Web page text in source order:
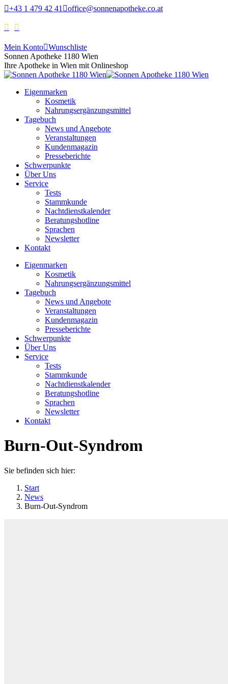
+43 1 479 42 41 office@sonnenapotheke.co.at
Mein Konto Wunschliste
Sonnen Apotheke 1180 Wien
Ihre Apotheke in Wien mit Onlineshop
Eigenmarken
Kosmetik
Nahrungsergänzungsmittel
Tagebuch
News und Angebote
Veranstaltungen
Kundenmagazin
Presseberichte
Schwerpunkte
Über Uns
Service
Tests
Stammkunde
Nachtdienstkalender
Beratungshotline
Sprachen
Newsletter
Kontakt
Eigenmarken
Kosmetik
Nahrungsergänzungsmittel
Tagebuch
News und Angebote
Veranstaltungen
Kundenmagazin
Presseberichte
Schwerpunkte
Über Uns
Service
Tests
Stammkunde
Nachtdienstkalender
Beratungshotline
Sprachen
Newsletter
Kontakt
Burn-Out-Syndrom
Sie befinden sich hier:
Start
News
Burn-Out-Syndrom